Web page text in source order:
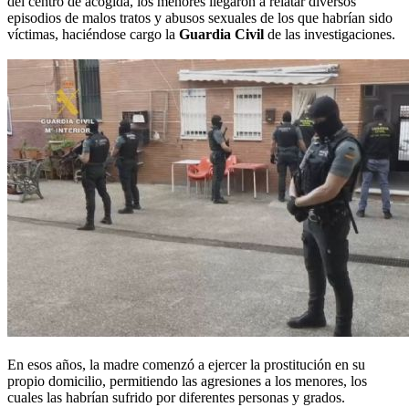
episodios de malos tratos y abusos sexuales de los que habrían sido
víctimas, haciéndose cargo la Guardia Civil de las investigaciones.
En esos años, la madre comenzó a ejercer la prostitución en su
propio domicilio, permitiendo las agresiones a los menores, los
cuales las habrían sufrido por diferentes personas y grados.